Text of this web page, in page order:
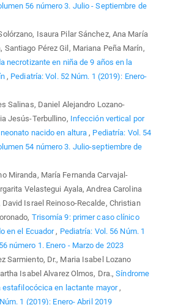
56 número 3. Julio - Septiembre de
Isaura Pilar Sánchez, Ana María
Santiago Pérez Gil, Mariana Peña Marín,
necrotizante en niña de 9 años en la
, Pediatría: Vol. 52 Núm. 1 (2019): Enero-
Salinas, Daniel Alejandro Lozano-
Jesús-Terbullino, Infección vertical por
nacido en altura , Pediatría: Vol. 54
54 número 3. Julio-septiembre de
Miranda, María Fernanda Carvajal-
Velastegui Ayala, Andrea Carolina
David Israel Reinoso-Recalde, Christian
Trisomía 9: primer caso clínico
en el Ecuador, Pediatría: Vol. 56 Núm. 1
número 1. Enero - Marzo de 2023
Sarmiento, Dr., Maria Isabel Lozano
Isabel Alvarez Olmos, Dra.,Síndrome
estafilocócica en lactante mayor ,
1 (2019): Enero- Abril 2019